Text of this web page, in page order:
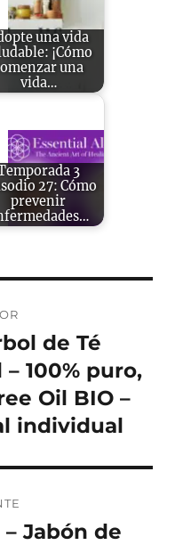
una vida
¡Cómo
una
vida…
3
27: Cómo
prevenir
de Té
– 100% puro,
Oil BIO –
individual
Jabón de